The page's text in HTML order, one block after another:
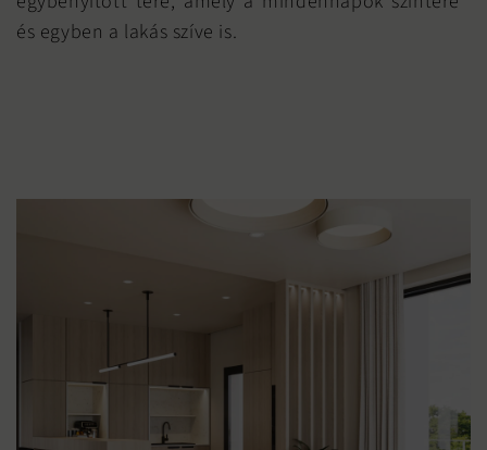
és egyben a lakás szíve is.